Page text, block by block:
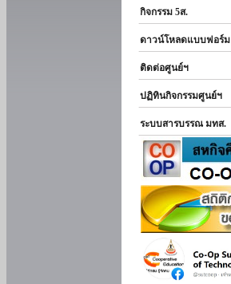
กิจกรรม 5ส.
ดาวน์โหลดแบบฟอร์ม
ติดต่อศูนย์ฯ
ปฏิทินกิจกรรมศูนย์ฯ
ระบบสารบรรณ มทส.